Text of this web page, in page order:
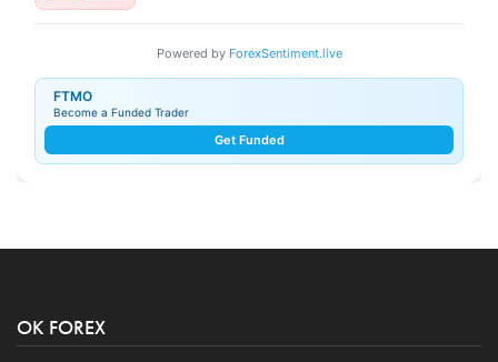
Powered by ForexSentiment.live
FTMO
Become a Funded Trader
Get Funded
OK FOREX